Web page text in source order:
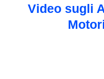
Video sugli